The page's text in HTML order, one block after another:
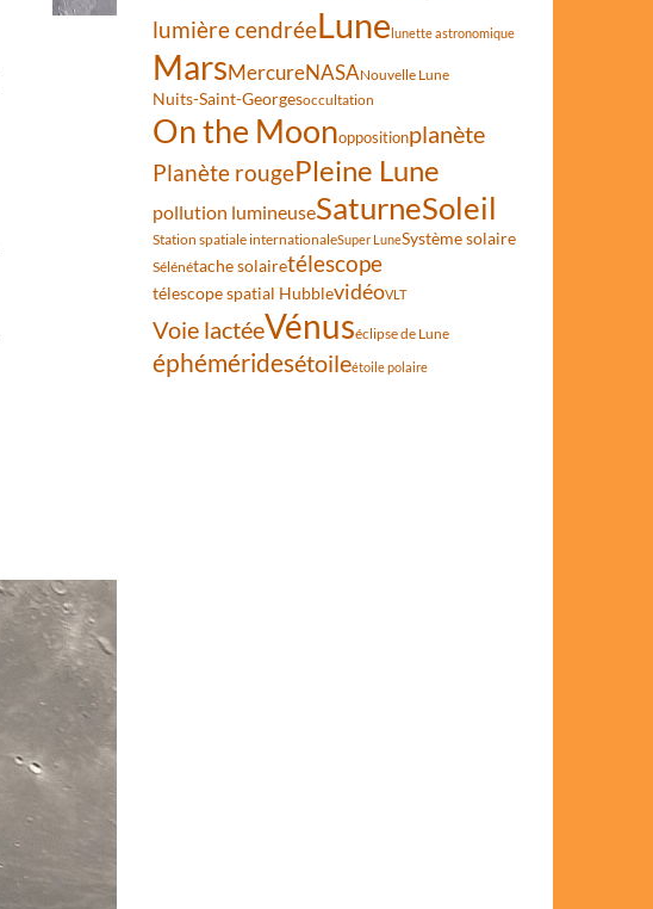
lumière cendréeLunelunette astronomique
MarsMercureNASANouvelle Lune
Nuits-Saint-Georgesoccultation
On the Moonoppositionplanète
Planète rougePleine Lune
pollution lumineuseSaturneSoleil
Station spatiale internationaleSuper LuneSystème solaire
Sélénétache solairetélescope
télescope spatial HubblevidéoVLT
Voie lactéeVénuséclipse de Lune
éphéméridesétoileétoile polaire